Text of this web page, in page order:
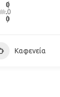
0
.
0
(
0
)
Καφενεία